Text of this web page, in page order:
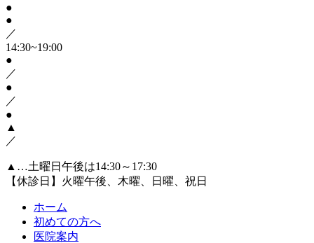
●
●
／
14:30~19:00
●
／
●
／
●
▲
／
▲…土曜日午後は14:30～17:30
【休診日】火曜午後、木曜、日曜、祝日
ホーム
初めての方へ
医院案内